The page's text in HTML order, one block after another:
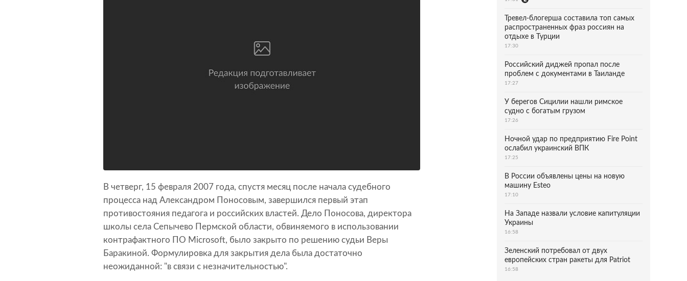
В четверг, 15 февраля 2007 года, спустя месяц после начала судебного
процесса над Александром Поносовым, завершился первый этап
противостояния педагога и российских властей. Дело Поносова, директора
школы села Сепычево Пермской области, обвиняемого в использовании
контрафактного ПО Microsoft, было закрыто по решению судьи Веры
Баракиной. Формулировка для закрытия дела была достаточно
неожиданной: "в связи с незначительностью".
Тревел-блогерша составила топ самых
распространенных фраз россиян на
отдыхе в Турции
17:30
Российский диджей пропал после
проблем с документами в Таиланде
17:27
У берегов Сицилии нашли римское
судно с богатым грузом
17:26
Ночной удар по предприятию Fire Point
ослабил украинский ВПК
17:25
В России объявлены цены на новую
машину Esteo
17:10
На Западе назвали условие капитуляции
Украины
16:58
Зеленский потребовал от двух
европейских стран ракеты для Patriot
16:58